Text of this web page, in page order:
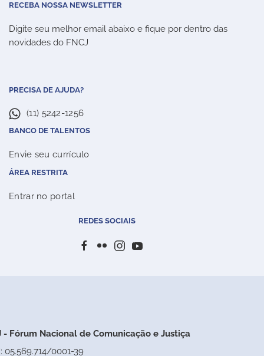
RECEBA NOSSA NEWSLETTER
Digite seu melhor email abaixo e fique por dentro das
novidades do FNCJ
PRECISA DE AJUDA?
(11) 5242-1256
BANCO DE TALENTOS
Envie seu currículo
ÁREA RESTRITA
Entrar no portal
REDES SOCIAIS
- Fórum Nacional de Comunicação e Justiça
05.569.714/0001-39